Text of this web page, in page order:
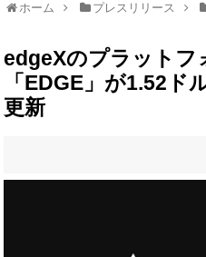
ホーム プレスリリース
edgeXのプラットフ
「EDGE」が1.52ド
更新